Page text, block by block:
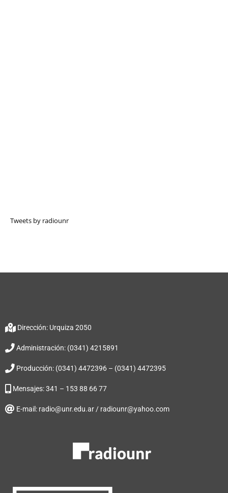
Tweets by radiounr
Dirección: Urquiza 2050
Administración: (0341) 4215891
Producción: (0341) 4472396 – (0341) 4472395
Mensajes: 341 – 153 88 66 77
E-mail: radio@unr.edu.ar / radiounr@yahoo.com